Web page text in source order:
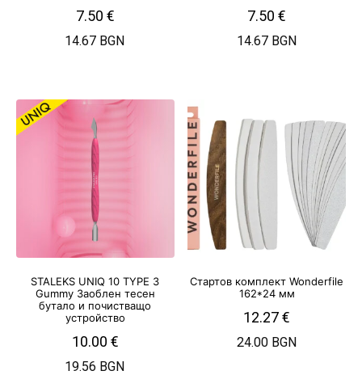
7.50 €
14.67 BGN
7.50€
14.67 BGN
STALEKS UNIQ 10 TYPE 3
Gummy Заоблен тесен
бутало и почистващо
устройство
10.00 €
19.56 BGN
Стартов комплект Wonderfile
162*24 мм
12.27€
24.00 BGN